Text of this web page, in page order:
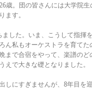
歳。団の皆さんには大学院
ます。
した。いま、こうして指揮
ん私もオーケストラを育て
まで合宿をやって、楽譜の
えで大きな礎となりました。
しにすぎませんが、8年目を